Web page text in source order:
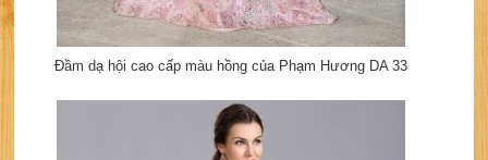
Đầm dạ hội cao cấp màu hồng của Phạm Hương DA 33